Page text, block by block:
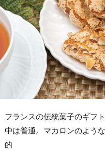
フランスの伝統菓子のギフ
中は普通。マカロンのよう
的